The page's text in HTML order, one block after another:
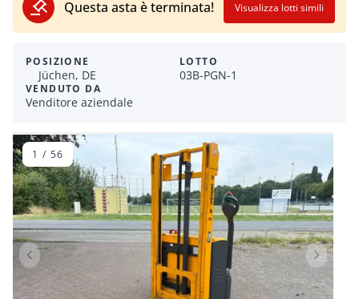
Questa asta è terminata! Visualizza lotti simili
POSIZIONE
Jüchen, DE
VENDUTO DA
Venditore aziendale
LOTTO
03B-PGN-1
Articolo precedente Articolo
1 / 56